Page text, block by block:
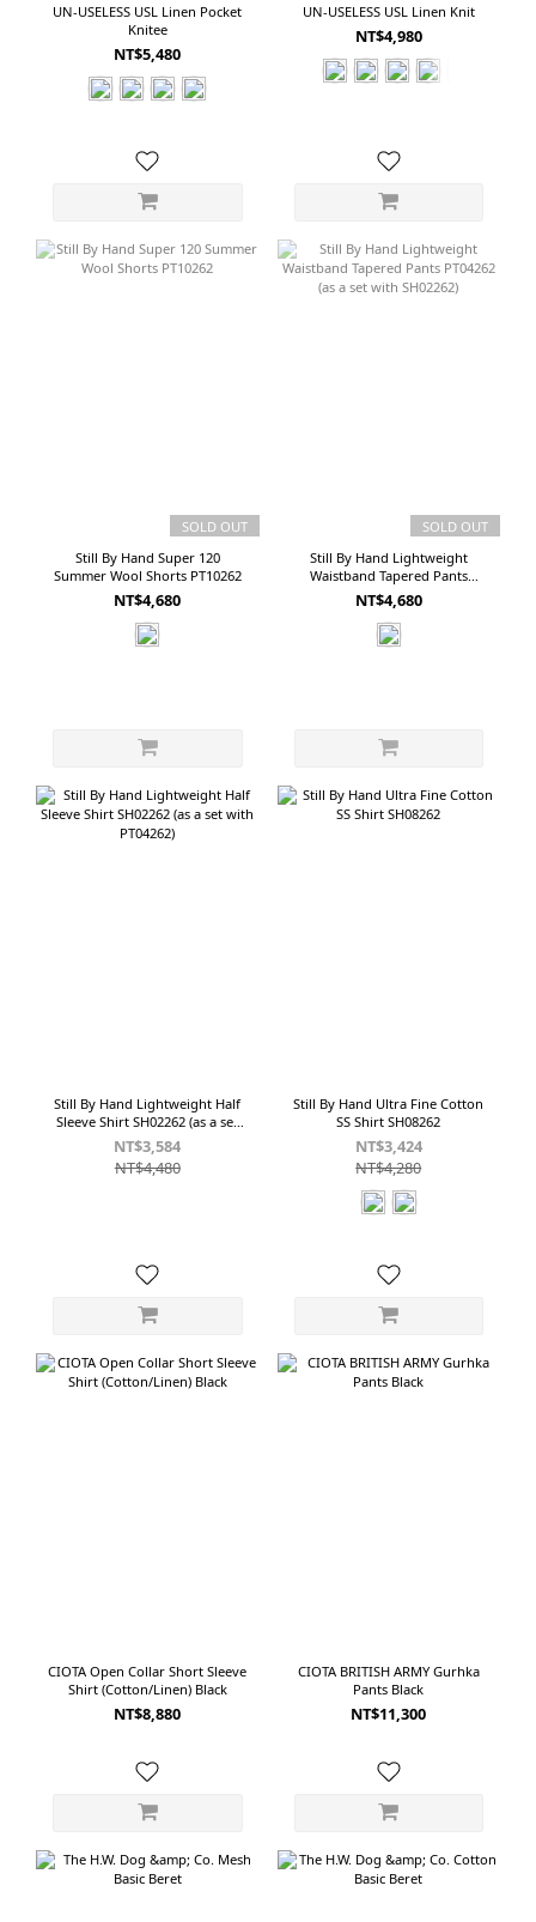
UN-USELESS USL Linen Pocket
Knitee
NT$5,480
UN-USELESS USL Linen Knit
NT$4,980
SOLD OUT
Still By Hand Super 120
Summer Wool Shorts PT10262
NT$4,680
SOLD OUT
Still By Hand Lightweight
Waistband Tapered Pants
PT04262 (as a set with SH02262)
NT$4,680
Still By Hand Lightweight Half
Sleeve Shirt SH02262 (as a set
with PT04262)
NT$3,584
NT$4,480
Still By Hand Ultra Fine Cotton
SS Shirt SH08262
NT$3,424
NT$4,280
CIOTA Open Collar Short Sleeve
Shirt (Cotton/Linen) Black
NT$8,880
CIOTA BRITISH ARMY Gurhka
Pants Black
NT$11,300